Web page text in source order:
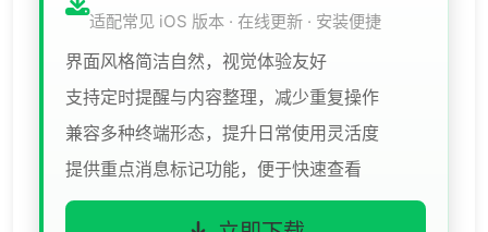
适配常见 iOS 版本 · 在线更新 · 安装便捷
界面风格简洁自然，视觉体验友好
支持定时提醒与内容整理，减少重复操作
兼容多种终端形态，提升日常使用灵活度
提供重点消息标记功能，便于快速查看